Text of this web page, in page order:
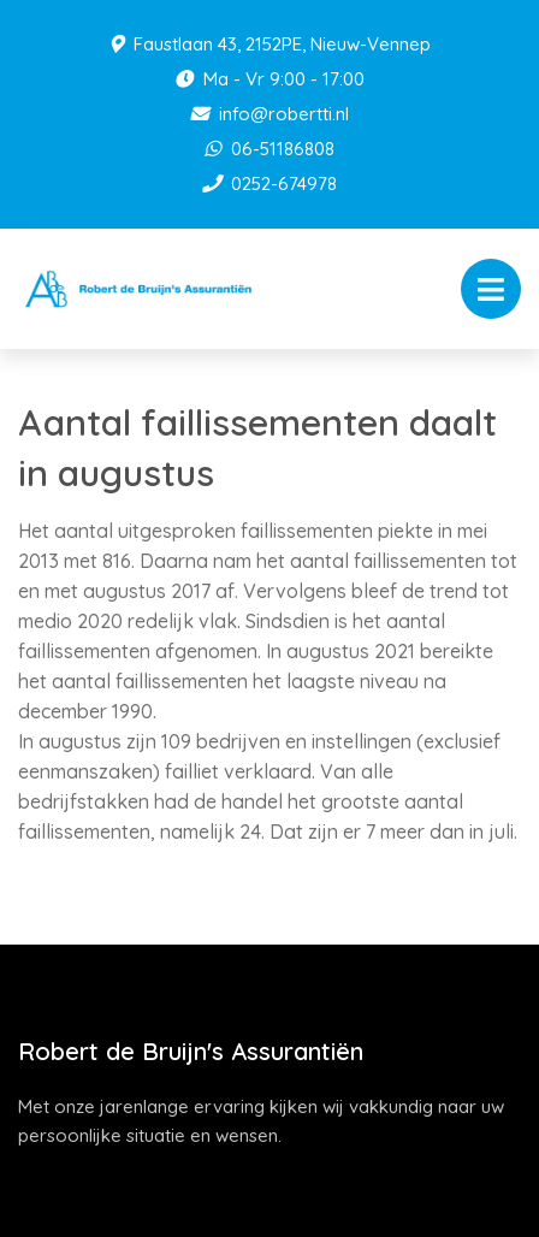
Faustlaan 43, 2152PE, Nieuw-Vennep
Ma - Vr 9:00 - 17:00
info@robertti.nl
06-51186808
0252-674978
Aantal faillissementen daalt
in augustus
Het aantal uitgesproken faillissementen piekte in mei
2013 met 816. Daarna nam het aantal faillissementen tot
en met augustus 2017 af. Vervolgens bleef de trend tot
medio 2020 redelijk vlak. Sindsdien is het aantal
faillissementen afgenomen. In augustus 2021 bereikte
het aantal faillissementen het laagste niveau na
december 1990.
In augustus zijn 109 bedrijven en instellingen (exclusief
eenmanszaken) failliet verklaard. Van alle
bedrijfstakken had de handel het grootste aantal
faillissementen, namelijk 24. Dat zijn er 7 meer dan in juli.
Robert de Bruijn's Assurantiën
Met onze jarenlange ervaring kijken wij vakkundig naar uw
persoonlijke situatie en wensen.